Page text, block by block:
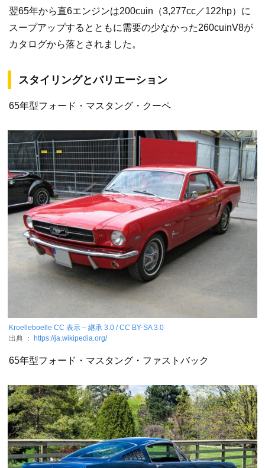
翌65年から直6エンジンは200cuin（3,277cc／122hp）に
スープアップするとともに需要の少なかった260cuinV8が
カタログから落とされました。
スタイリングとバリエーション
65年型フォード・マスタング・クーペ
Kroelleboelle CC 表示 – 継承 3.0 / CC BY-SA 3.0
出典 ： https://ja.wikipedia.org/
65年型フォード・マスタング・ファストバック